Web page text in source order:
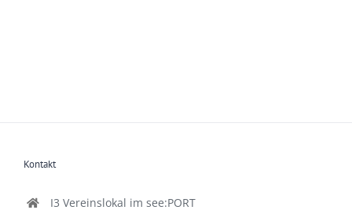
Kontakt
I3 Vereinslokal im see:PORT